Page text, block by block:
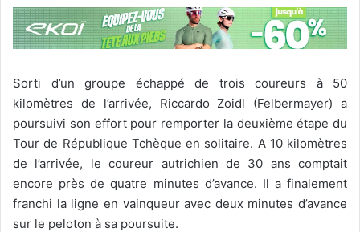
Sorti d’un groupe échappé de trois coureurs à 50
kilomètres de l’arrivée, Riccardo Zoidl (Felbermayer) a
poursuivi son effort pour remporter la deuxième étape du
Tour de République Tchèque en solitaire. A 10 kilomètres
de l’arrivée, le coureur autrichien de 30 ans comptait
encore près de quatre minutes d’avance. Il a finalement
franchi la ligne en vainqueur avec deux minutes d’avance
sur le peloton à sa poursuite.